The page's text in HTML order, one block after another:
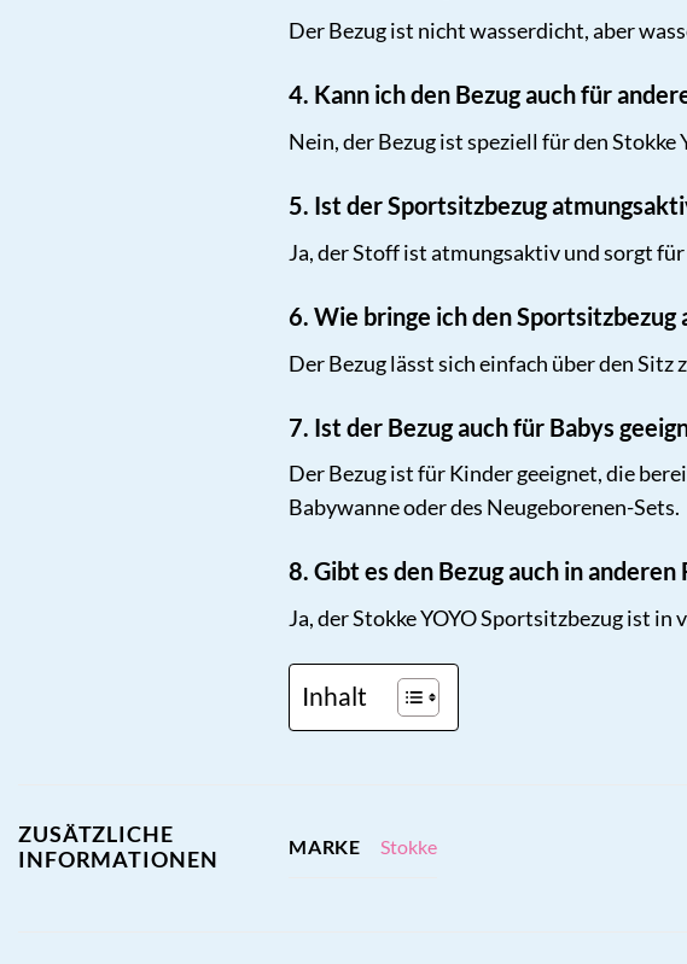
Der Bezug ist nicht wasserdicht, aber
4. Kann ich den Bezug auch für
Nein, der Bezug ist speziell für den
5. Ist der Sportsitzbezug
Ja, der Stoff ist atmungsaktiv und sorgt
6. Wie bringe ich den Sportsitzbezug
Der Bezug lässt sich einfach über den
7. Ist der Bezug auch für Babys
Der Bezug ist für Kinder geeignet, die
Babywanne oder des Neugeborenen-Sets.
8. Gibt es den Bezug auch in anderen
Ja, der Stokke YOYO Sportsitzbezug ist
Inhalt
ZUSÄTZLICHE
INFORMATIONEN
MARKE Stokke